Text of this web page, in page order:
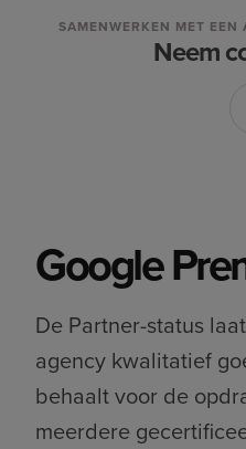
SAMENWERKEN MET
Neem
Google
De Partner-status
agency kwalitatief
behaalt voor de
meerdere